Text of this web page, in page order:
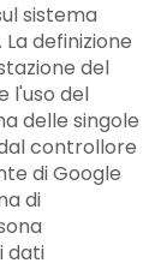
sistema
definizione
del
l'uso del
delle singole
controllore
di Google
di
dati